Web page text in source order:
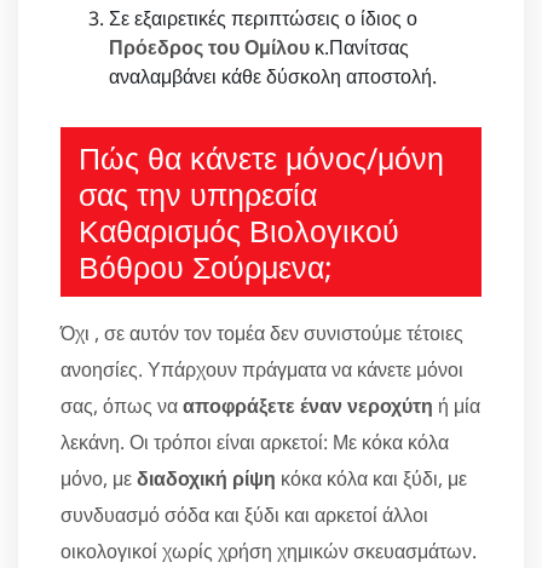
Σε εξαιρετικές περιπτώσεις ο ίδιος ο
Πρόεδρος του Ομίλου κ.Πανίτσας
αναλαμβάνει κάθε δύσκολη αποστολή.
Πώς θα κάνετε μόνος/μόνη
σας την υπηρεσία
Καθαρισμός Βιολογικού
Βόθρου Σούρμενα;
Όχι , σε αυτόν τον τομέα δεν συνιστούμε τέτοιες
ανοησίες. Υπάρχουν πράγματα να κάνετε μόνοι
σας, όπως νααποφράξετε έναν νεροχύτη ή μία
λεκάνη. Οι τρόποι είναι αρκετοί: Με κόκα κόλα
μόνο, μεδιαδοχική ρίψη κόκα κόλα και ξύδι, με
συνδυασμό σόδα και ξύδι και αρκετοί άλλοι
οικολογικοί χωρίς χρήση χημικών σκευασμάτων.